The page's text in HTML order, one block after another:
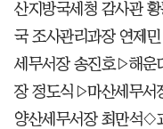
산지방국세청 감사관
국 조사관리과장 연제
세무서장 송진호▷해운
장 정도식▷마산세무
양산세무서장 최만석◇